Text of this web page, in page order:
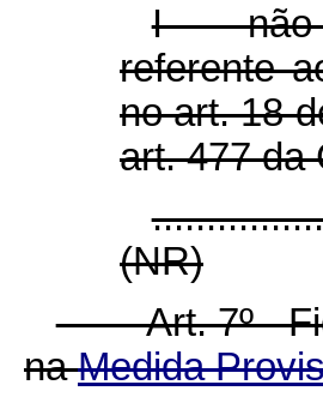
I - não
referente
no art. 18
art. 477 da
(NR)
Art. 7º
naMedida